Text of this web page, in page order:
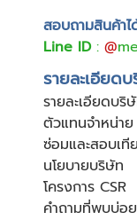
สอบถามสินค้าไ
Line ID: @
รายละเอียด
รายละเอียดบริ
ตัวแทนจำหน่าย
ซ่อมและสอบเที
นโยบายบริษัท
โครงการ CSR
คำถามที่พบบ่อย